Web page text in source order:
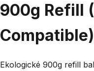
900g Refill
Compatible)
Ekologické 900g refill